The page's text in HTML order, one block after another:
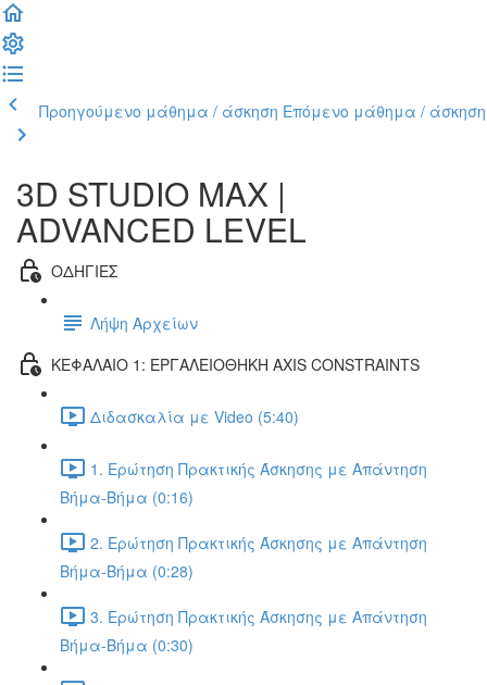
Προηγούμενο μάθημα / άσκηση Επόμενο μάθημα / άσκηση
3D STUDIO MAX |
ADVANCED LEVEL
ΟΔΗΓΙΕΣ
Λήψη Αρχείων
ΚΕΦΑΛΑΙΟ 1: ΕΡΓΑΛΕΙΟΘΗΚΗ AXIS CONSTRAINTS
Διδασκαλία με Video (5:40)
1. Ερώτηση Πρακτικής Άσκησης με Απάντηση
Βήμα-Βήμα (0:16)
2. Ερώτηση Πρακτικής Άσκησης με Απάντηση
Βήμα-Βήμα (0:28)
3. Ερώτηση Πρακτικής Άσκησης με Απάντηση
Βήμα-Βήμα (0:30)